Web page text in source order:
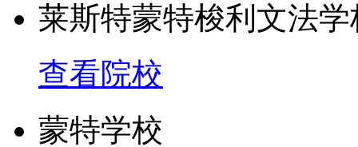
态。研究生也有机会参
外，还有各种学生组织
议和社会活动，充分满
莱斯特蒙特梭利文法学
查看院校
蒙特学校